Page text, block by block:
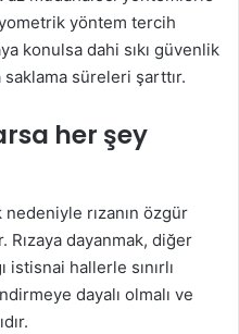
yöntem tercih
konulsa dahi sıkı güvenlik
saklama süreleri şarttır.
her şey
nedeniyle rızanın özgür
Rızaya dayanmak, diğer
hallerle sınırlı
dayalı olmalı ve